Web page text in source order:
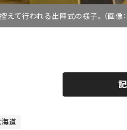
えて行われる出陣式の様子。（画像
8
.
道